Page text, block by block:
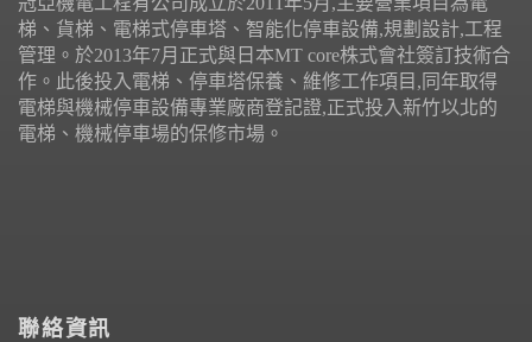
梯、貨梯、電梯式停車塔、智能化停車設備,規劃設計,工程
管理。於2013年7月正式與日本MT core株式會社簽訂技術合
作。此後投入電梯、停車塔保養、維修工作項目,同年取得
電梯與機械停車設備專業廠商登記證,正式投入新竹以北的
電梯、機械停車場的保修市場。
聯絡資訊